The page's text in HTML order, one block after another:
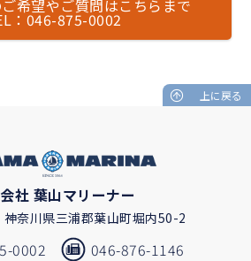
希望やご質問はこちらまで
：046-875-0002
上に戻る
社 葉山マリーナー
神奈川県三浦郡葉山町堀内50-2
0002 046-876-1146